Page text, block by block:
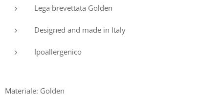
Lega brevettata Golden
Designed and made in Italy
Ipoallergenico
Materiale: Golden